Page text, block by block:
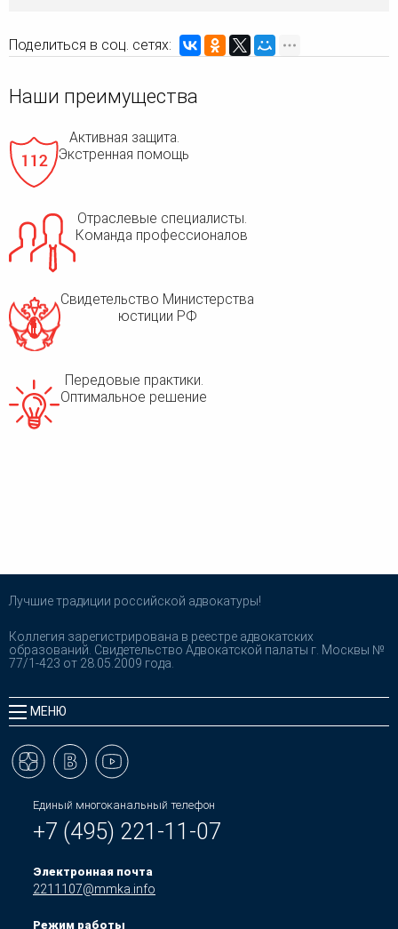
Поделиться в соц. сетях:
Наши преимущества
Активная защита.
Экстренная помощь
Отраслевые специалисты.
Команда профессионалов
Свидетельство Министерства
юстиции РФ
Передовые практики.
Оптимальное решение
Лучшие традиции российской адвокатуры!
Коллегия зарегистрирована в реестре адвокатских
образований. Свидетельство Адвокатской палаты г. Москвы №
77/1-423 от 28.05.2009 года.
МЕНЮ
Единый многоканальный телефон
+7 (495) 221-11-07
Электронная почта
2211107@mmka.info
Режим работы